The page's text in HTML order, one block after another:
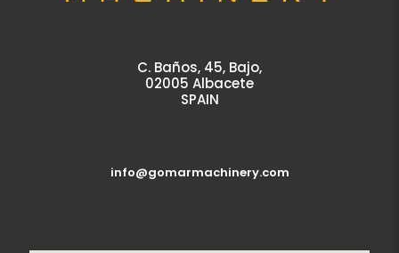
C. Baños, 45, Bajo,
02005 Albacete
SPAIN
info@gomarmachinery.com